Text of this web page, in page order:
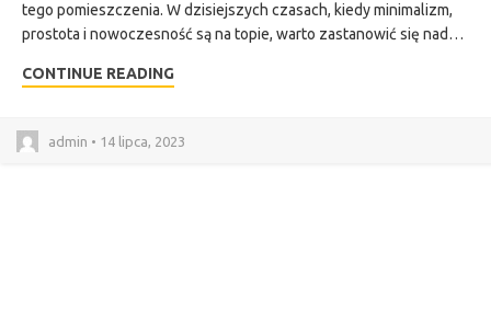
tego pomieszczenia. W dzisiejszych czasach, kiedy minimalizm,
prostota i nowoczesność są na topie, warto zastanowić się nad…
CONTINUE READING
admin • 14 lipca, 2023